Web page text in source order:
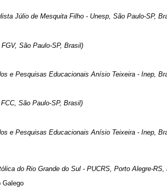
Júlio de Mesquita Filho - Unesp, São Paulo-SP,
São Paulo-SP, Brasil)
e Pesquisas Educacionais Anísio Teixeira - Inep,
São Paulo-SP, Brasil)
e Pesquisas Educacionais Anísio Teixeira - Inep,
do Rio Grande do Sul - PUCRS, Porto Alegre-RS,
Galego